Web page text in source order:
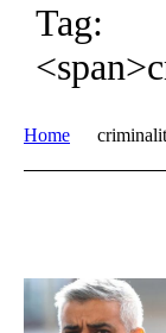
Tag:
Home